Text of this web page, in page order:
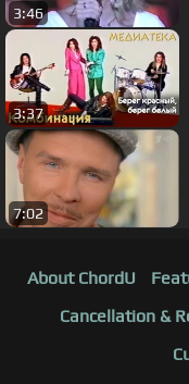
3:46
3:37
7:02
About ChordU
Cancellation &